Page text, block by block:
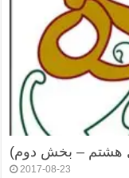
هشتم – بخش دوم)
2017-08-23